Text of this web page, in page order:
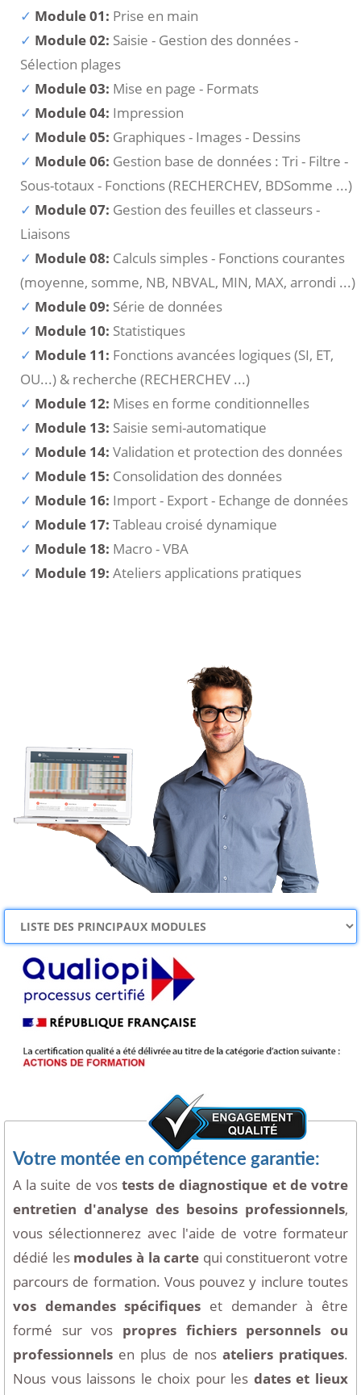
Module 01: Prise en main
Module 02: Saisie - Gestion des données -
Sélection plages
Module 03: Mise en page - Formats
Module 04: Impression
Module 05: Graphiques - Images - Dessins
Module 06: Gestion base de données : Tri - Filtre -
Sous-totaux - Fonctions (RECHERCHEV, BDSomme ...)
Module 07: Gestion des feuilles et classeurs -
Liaisons
Module 08: Calculs simples - Fonctions courantes
(moyenne, somme, NB, NBVAL, MIN, MAX, arrondi ...)
Module 09: Série de données
Module 10: Statistiques
Module 11: Fonctions avancées logiques (SI, ET,
OU...) & recherche (RECHERCHEV ...)
Module 12: Mises en forme conditionnelles
Module 13: Saisie semi-automatique
Module 14: Validation et protection des données
Module 15: Consolidation des données
Module 16: Import - Export - Echange de données
Module 17: Tableau croisé dynamique
Module 18: Macro - VBA
Module 19: Ateliers applications pratiques
Votre montée en compétence garantie:
A la suite de vos tests de diagnostique et de votre
entretien d'analyse des besoins professionnels,
vous sélectionnerez avec l'aide de votre formateur
dédié les modules à la carte qui constitueront votre
parcours de formation. Vous pouvez y inclure toutes
vos demandes spécifiques et demander à être
formé sur vos propres fichiers personnels ou
professionnels en plus de nos ateliers pratiques.
Nous vous laissons le choix pour les dates et lieux